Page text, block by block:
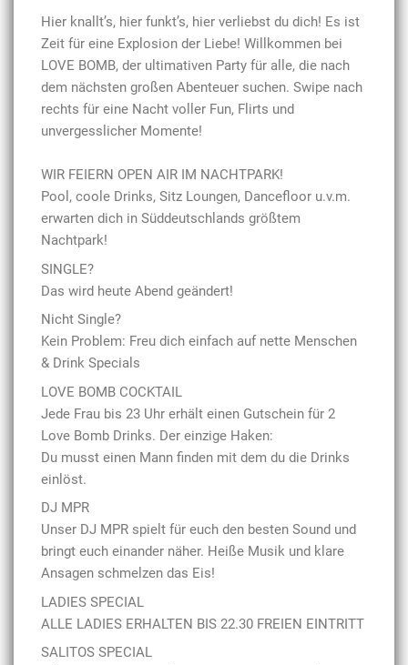
Hier knallt’s, hier funkt’s, hier verliebst du dich! Es ist
Zeit für eine Explosion der Liebe! Willkommen bei
LOVE BOMB, der ultimativen Party für alle, die nach
dem nächsten großen Abenteuer suchen. Swipe nach
rechts für eine Nacht voller Fun, Flirts und
unvergesslicher Momente!
WIR FEIERN OPEN AIR IM NACHTPARK!
Pool, coole Drinks, Sitz Loungen, Dancefloor u.v.m.
erwarten dich in Süddeutschlands größtem
Nachtpark!
SINGLE?
Das wird heute Abend geändert!
Nicht Single?
Kein Problem: Freu dich einfach auf nette Menschen
& Drink Specials
LOVE BOMB COCKTAIL
Jede Frau bis 23 Uhr erhält einen Gutschein für 2
Love Bomb Drinks. Der einzige Haken:
Du musst einen Mann finden mit dem du die Drinks
einlöst.
DJ MPR
Unser DJ MPR spielt für euch den besten Sound und
bringt euch einander näher. Heiße Musik und klare
Ansagen schmelzen das Eis!
LADIES SPECIAL
ALLE LADIES ERHALTEN BIS 22.30 FREIEN EINTRITT
SALITOS SPECIAL